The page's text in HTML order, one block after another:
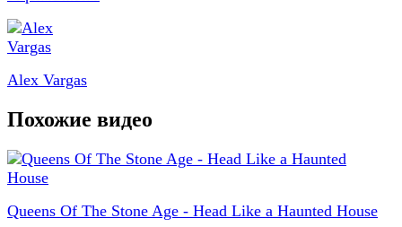
Alex Vargas
Похожие видео
Queens Of The Stone Age - Head Like a Haunted House